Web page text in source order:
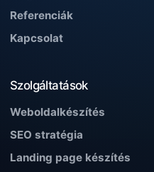
Referenciák
Kapcsolat
Szolgáltatások
Weboldalkészítés
SEO stratégia
Landing page készítés